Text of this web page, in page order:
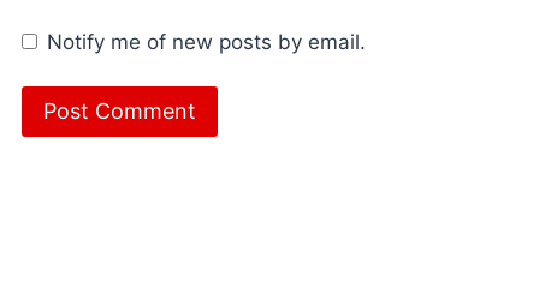
Notify me of new posts by email.